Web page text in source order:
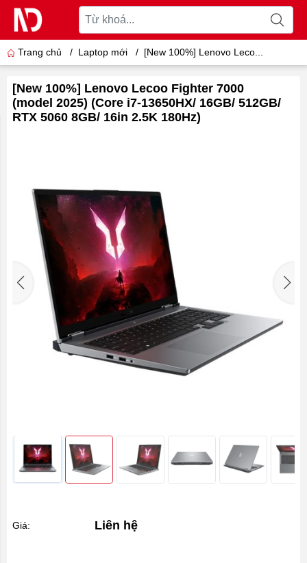
Trang chủ / Laptop mới / [New 100%] Lenovo Leco...
[New 100%] Lenovo Lecoo Fighter 7000
(model 2025) (Core i7-13650HX/ 16GB/ 512GB/
RTX 5060 8GB/ 16in 2.5K 180Hz)
Giá: Liên hệ